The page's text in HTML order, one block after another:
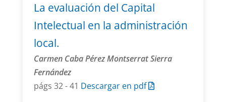
La evaluación del Capital
Intelectual en la administración
local.
Carmen Caba Pérez Montserrat Sierra
Fernández
págs 32 - 41 Descargar en pdf